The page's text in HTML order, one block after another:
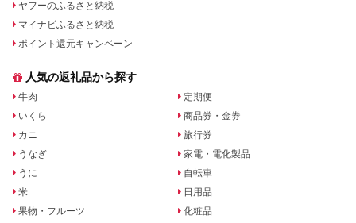
ヤフーのふるさと納税
マイナビふるさと納税
ポイント還元キャンペーン
人気の返礼品から探す
牛肉
いくら
カニ
うなぎ
うに
米
果物・フルーツ
定期便
商品券・金券
旅行券
家電・電化製品
自転車
日用品
化粧品